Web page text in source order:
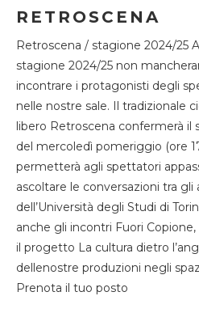
RETROSCENA
Retroscena / stagione 2024/25
stagione 2024/25 non
incontrare i protagonisti degli
nelle nostre sale. Il tradizionale
libero Retroscena confermerà
del mercoledì pomeriggio (ore
permetterà agli spettatori
ascoltare le conversazioni tra
dell’Università degli Studi di
anche gli incontri Fuori
il progetto La cultura dietro
dellenostre produzioni negli
Prenota il tuo posto